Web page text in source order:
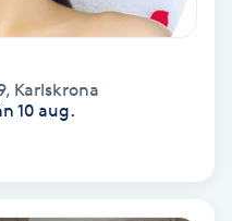
, Karlskrona
10 aug.